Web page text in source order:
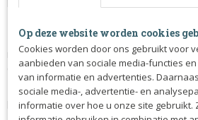
Het is een zeer comfortabel bit dat
manier om de tong vormt en ervoor
constant druk op de lagen wordt
Dit ontwerp is ideaal voor paarden die
krijgen van het bit.
Op deze website worden cookies
Cookies worden door ons gebruikt voor
aanbieden van sociale media-functies
van informatie en advertenties.
sociale media-, advertentie- en
informatie over hoe u onze site gebruikt.